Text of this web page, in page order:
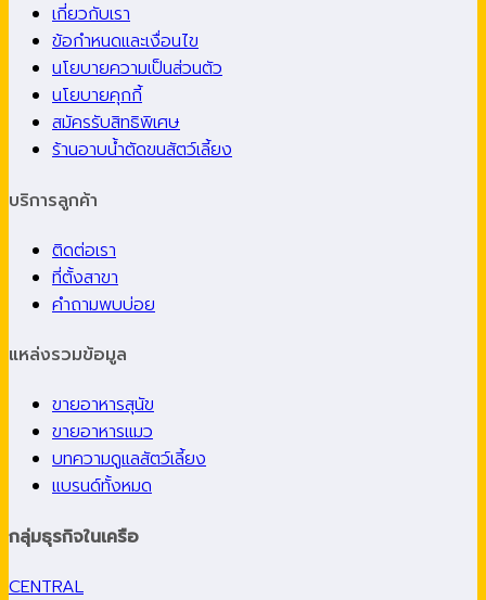
เกี่ยวกับเรา
ข้อกำหนดและเงื่อนไข
นโยบายความเป็นส่วนตัว
นโยบายคุกกี้
สมัครรับสิทธิพิเศษ
ร้านอาบน้ำตัดขนสัตว์เลี้ยง
บริการลูกค้า
ติดต่อเรา
ที่ตั้งสาขา
คำถามพบบ่อย
แหล่งรวมข้อมูล
ขายอาหารสุนัข
ขายอาหารแมว
บทความดูแลสัตว์เลี้ยง
แบรนด์ทั้งหมด
กลุ่มธุรกิจในเครือ
CENTRAL